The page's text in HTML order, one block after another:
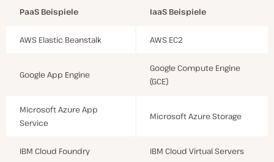
PaaS Beispiele IaaS Beispiele
AWS Elastic Beanstalk AWS EC2
Google App Engine
Google Compute Engine
(GCE)
Microsoft Azure App
Service
Microsoft Azure Storage
IBM Cloud Foundry IBM Cloud Virtual Servers